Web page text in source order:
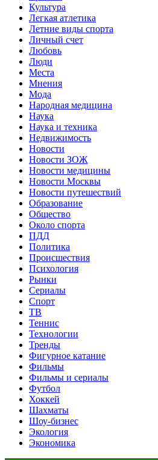
Культура
Легкая атлетика
Летние виды спорта
Личный счет
Любовь
Люди
Места
Мнения
Мода
Народная медицина
Наука
Наука и техника
Недвижимость
Новости
Новости ЗОЖ
Новости медицины
Новости Москвы
Новости путешествий
Образование
Общество
Около спорта
ПДД
Политика
Происшествия
Психология
Рынки
Сериалы
Спорт
ТВ
Теннис
Технологии
Тренды
Фигурное катание
Фильмы
Фильмы и сериалы
Футбол
Хоккей
Шахматы
Шоу-бизнес
Экология
Экономика